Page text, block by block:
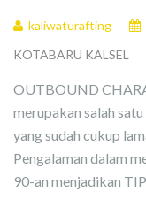
kaliwaturafting
KOTABARU KALSEL
OUTBOUND
merupakan salah
yang sudah cukup
Pengalaman dalam
90-an menjadikan